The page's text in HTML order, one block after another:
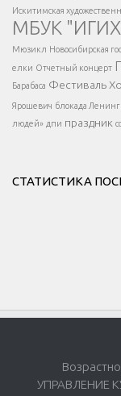
</
</div
Искитимская
МБУК
Мюзикл Новосибирская
елки Отчетный концерт
Барабаса Фестиваль
Ярошевич блокада
людей» дпи праздник
СТАТИСТИКА
УПРАВЛЕНИЕ